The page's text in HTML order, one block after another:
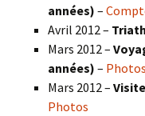
années) –
Avril 2012 –
Mars 2012 –
années) – Photos
Mars 2012 –
Photos